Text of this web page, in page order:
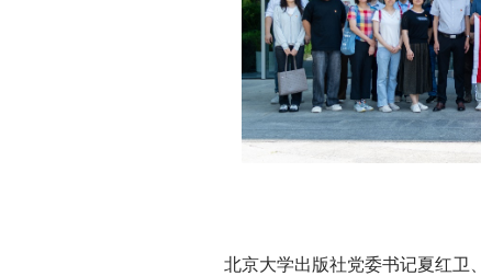
北京大学出版社党委书记夏红卫